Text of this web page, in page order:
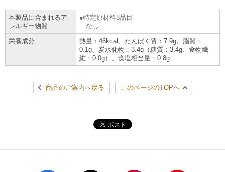
チケット
各種料金のお支払い
CNプレイガイド
国内店舗数
4VISIONS
サステナビリティニュース
サステナビリティレポート
Language
English (Corporate)
English (Services)
한국어(서비스)
本製品に含まれるア
レルギー物質
特定原材料8品目
なし
栄養成分
熱量：46kcal、たんぱく質：7.9g、脂質：
0.1g、炭水化物：3.4g（糖質：3.4g、食物繊
維：0.0g）、食塩相当量：0.8g
商品のご案内へ戻る このページのTOPへ